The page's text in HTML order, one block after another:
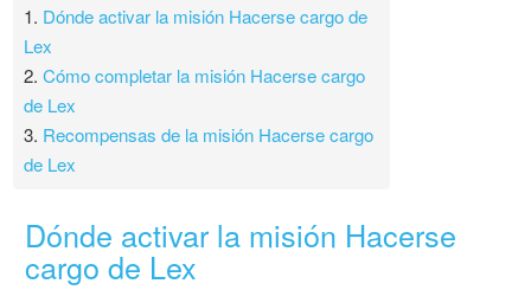
1. Dónde activar la misión Hacerse cargo de
Lex
2.Cómo completar la misión Hacerse cargo
de Lex
3. Recompensas de la misión Hacerse cargo
de Lex
Dónde activar la misión Hacerse
cargo de Lex